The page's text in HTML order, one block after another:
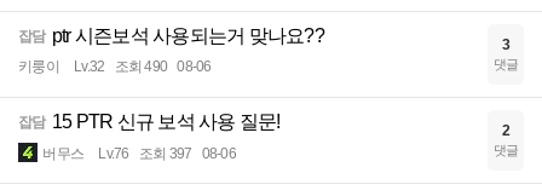
잡담 ptr 시즌보석 사용되는거 맞나요??
키룽이 Lv.32 조회 490 08-06
3
댓글
잡담 15 PTR 신규 보석 사용 질문!
버무스 Lv.76 조회 397 08-06
2
댓글